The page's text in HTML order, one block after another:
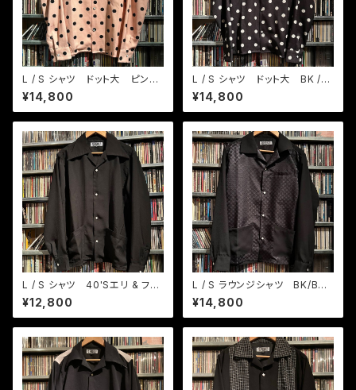
L / S シャツ ドット大 ピンク/
BK
¥14,800
L / S シャツ ドット大 BK /
ホワイト
¥14,800
L / S シャツ 40'Sエリ & フロ
ント2ポケット
¥12,800
L / S ラウンジシャツ BK/BKド
ット
¥14,800